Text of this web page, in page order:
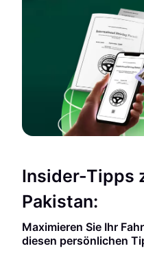
Insider-Tipps
Pakistan:
Maximieren Sie Ihr
diesen persönlichen